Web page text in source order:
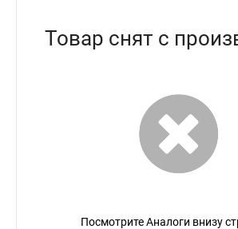
Товар снят с
Посмотрите Аналоги внизу